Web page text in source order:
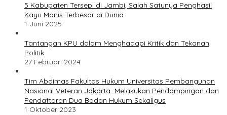
5 Kabupaten Tersepi di Jambi, Salah Satunya Penghasil
Kayu Manis Terbesar di Dunia
1 Juni 2025
Tantangan KPU dalam Menghadapi Kritik dan Tekanan
Politik
27 Februari 2024
Tim Abdimas Fakultas Hukum Universitas Pembangunan
Nasional Veteran Jakarta Melakukan Pendampingan dan
Pendaftaran Dua Badan Hukum Sekaligus
1 Oktober 2023